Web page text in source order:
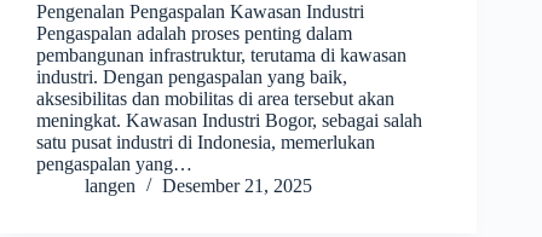
Pengenalan Pengaspalan Kawasan Industri
Pengaspalan adalah proses penting dalam
pembangunan infrastruktur, terutama di kawasan
industri. Dengan pengaspalan yang baik,
aksesibilitas dan mobilitas di area tersebut akan
meningkat. Kawasan Industri Bogor, sebagai salah
satu pusat industri di Indonesia, memerlukan
pengaspalan yang…
langen
Desember 21, 2025